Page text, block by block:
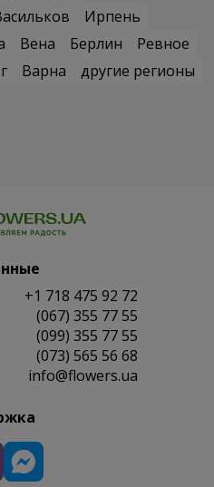
Ирпень
Вена Берлин
Ревное
Варна
другие регионы
+1 718 475 92 72
(067) 355 77 55
(099) 355 77 55
(073) 565 56 68
info@flowers.ua